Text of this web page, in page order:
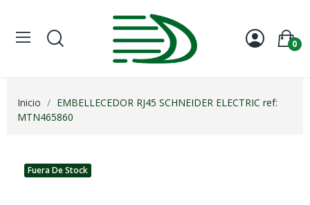
0
Inicio
EMBELLECEDOR RJ45 SCHNEIDER ELECTRIC ref:
MTN465860
Fuera De Stock